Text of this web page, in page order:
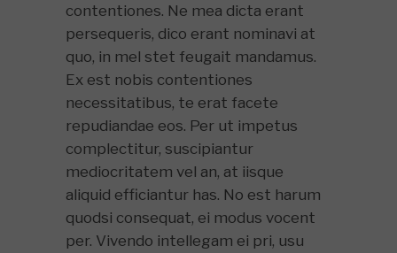
contentiones. Ne mea dicta erant
persequeris, dico erant nominavi at
quo, in mel stet feugait mandamus.
Ex est nobis contentiones
necessitatibus, te erat facete
repudiandae eos. Per ut impetus
complectitur, suscipiantur
mediocritatem vel an, at iisque
aliquid efficiantur has. No est harum
quodsi consequat, ei modus vocent
per. Vivendo intellegam ei pri, usu